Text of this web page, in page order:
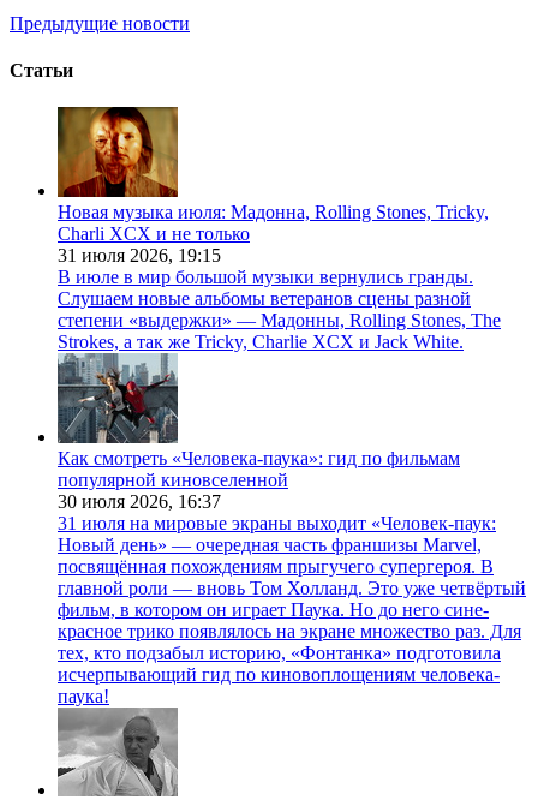
Предыдущие новости
Статьи
Новая музыка июля: Мадонна, Rolling Stones, Tricky,
Charli XCX и не только
31 июля 2026, 19:15
В июле в мир большой музыки вернулись гранды.
Слушаем новые альбомы ветеранов сцены разной
степени «выдержки» — Мадонны, Rolling Stones, The
Strokes, а так же Tricky, Charlie XCX и Jack White.
Как смотреть «Человека-паука»: гид по фильмам
популярной киновселенной
30 июля 2026, 16:37
31 июля на мировые экраны выходит «Человек-паук:
Новый день» — очередная часть франшизы Marvel,
посвящённая похождениям прыгучего супергероя. В
главной роли — вновь Том Холланд. Это уже четвёртый
фильм, в котором он играет Паука. Но до него сине-
красное трико появлялось на экране множество раз. Для
тех, кто подзабыл историю, «Фонтанка» подготовила
исчерпывающий гид по киновоплощениям человека-
паука!